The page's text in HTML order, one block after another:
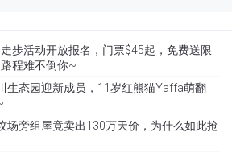
步活动开放报名，门票$45起，免费送限
程难不倒你~
生态园迎新成员，11岁红熊猫Yaffa萌翻
场旁组屋竟卖出130万天价，为什么如此抢